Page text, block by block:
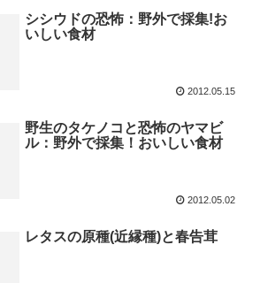
シシウドの恐怖：野外で採集!お
いしい食材
2012.05.15
野生のタケノコと恐怖のヤマビ
ル：野外で採集！おいしい食材
2012.05.02
レタスの原種(近縁種)と春告茸